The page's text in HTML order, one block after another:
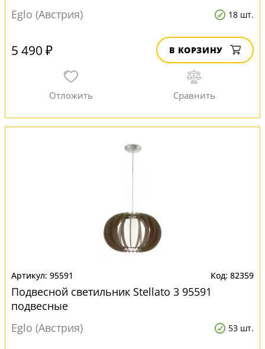
Eglo (Австрия) 18 шт.
5 490 ₽ В КОРЗИНУ
95591 82359
Подвесной светильник Stellato 3 95591
подвесные
Eglo (Австрия)
53 шт.